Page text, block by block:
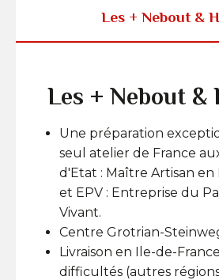
Les + Nebout &
Les + Nebout &
Une préparation
seul atelier de France
d'Etat : Maître Artisan en
et EPV : Entreprise du
Vivant.
Centre Grotrian-
Livraison en Ile-de-
difficultés (autres